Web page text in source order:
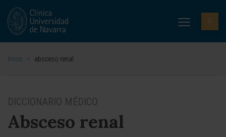
Inicio > absceso renal
DICCIONARIO MÉDICO
Absceso renal